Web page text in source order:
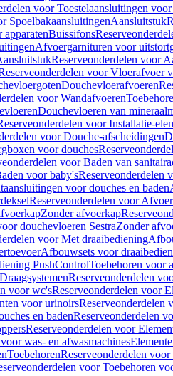
voor Toestelaansluitingen
SpoelbakaansluitingenAansluitstuk
apparatenBuissifons
Afvoergarnituren voor
Reserveonderdelen voor
voor Vloerafvoer
Douchevloerafvoeren
voor Wandafvoeren
Douchevloeren van
voor Installatie-
voor Douche-afscheidingen
voor douches
voor Baden van
voor baby'sReserveonderdelen
voor douches en baden
Reserveonderdelen voor
Zonder afvoerkap
douchevloeren SestraZonder
voor Met draaibediening
Afbouwsets voor
PushControlToebehoren voor
DraagsystemenReserveonderdelen
voor wc'sReserveonderdelen voor
voor urinoirsReserveonderdelen
en badenReserveonderdelen
Reserveonderdelen voor
was- en afwasmachines
ToebehorenReserveonderdelen voor
voor Toebehoren